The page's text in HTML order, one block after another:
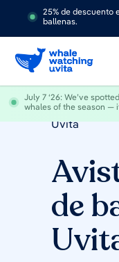
25% de descuento
ballenas.
July 7 ‘26: We’ve
whales of the season —
Home»
Uvita
de